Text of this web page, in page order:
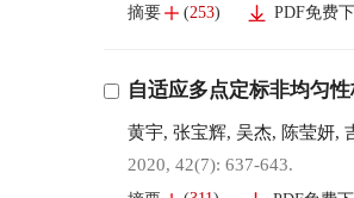
摘要 (253) PDF免费
自适应多点定标非均匀
黄宇, 张宝辉, 吴杰, 陈莹妍,
2020, 42(7): 637-643.